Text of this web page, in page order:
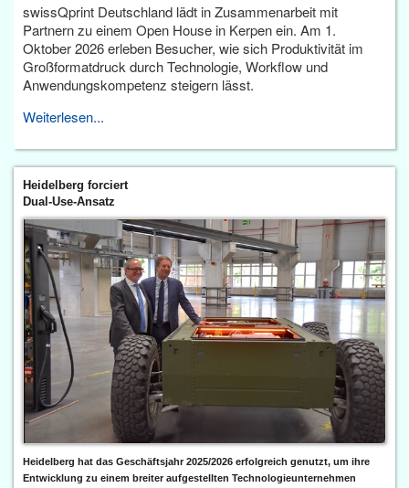
swissQprint Deutschland lädt in Zusammenarbeit mit
Partnern zu einem Open House in Kerpen ein. Am 1.
Oktober 2026 erleben Besucher, wie sich Produktivität im
Großformatdruck durch Technologie, Workflow und
Anwendungskompetenz steigern lässt.
Weiterlesen...
Heidelberg forciert
Dual-Use-Ansatz
Heidelberg hat das Geschäftsjahr 2025/2026 erfolgreich genutzt, um ihre
Entwicklung zu einem breiter aufgestellten Technologieunternehmen